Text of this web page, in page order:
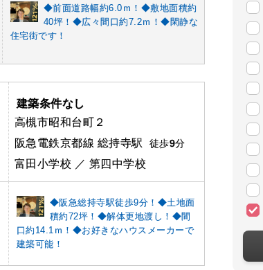
◆前面道路幅約6.0ｍ！◆敷地面積約
40坪！◆広々間口約7.2ｍ！◆閑静な
住宅街です！
建築条件なし
高槻市昭和台町２
阪急電鉄京都線 総持寺駅
徒歩9分
富田小学校 ／ 第四中学校
◆阪急総持寺駅徒歩9分！◆土地面
積約72坪！◆解体更地渡し！◆間
口約14.1ｍ！◆お好きなハウスメーカーで
建築可能！